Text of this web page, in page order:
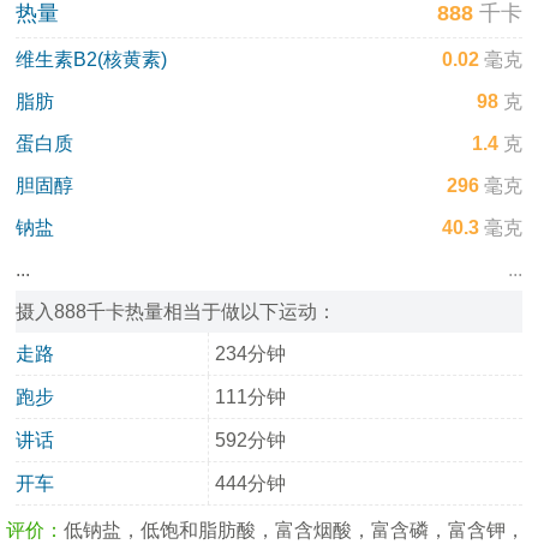
热量 888千卡
维生素B2(核黄素) 0.02毫克
脂肪 98克
蛋白质 1.4克
胆固醇 296毫克
钠盐 40.3毫克
... ...
摄入888千卡热量相当于做以下运动：
走路 234分钟
跑步 111分钟
讲话 592分钟
开车 444分钟
评价： 低钠盐，低饱和脂肪酸，富含烟酸，富含磷，富含钾，